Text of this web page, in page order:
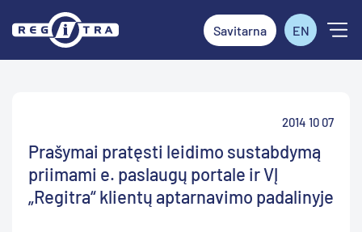
Savitarna EN
2014 10 07
Prašymai pratęsti leidimo sustabdymą
priimami e. paslaugų portale ir VĮ
„Regitra“ klientų aptarnavimo padalinyje